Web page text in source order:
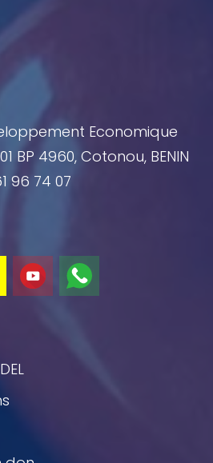
Economique
BP 4960, Cotonou, BENIN
96 74 07